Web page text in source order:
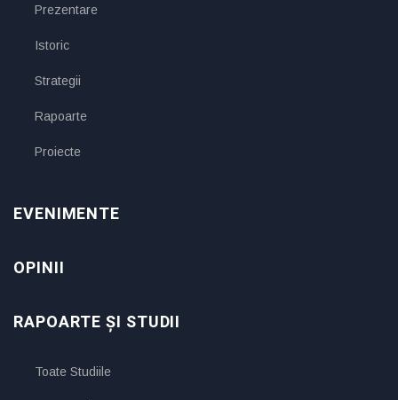
Prezentare
Istoric
Strategii
Rapoarte
Proiecte
EVENIMENTE
OPINII
RAPOARTE ȘI STUDII
Toate Studiile